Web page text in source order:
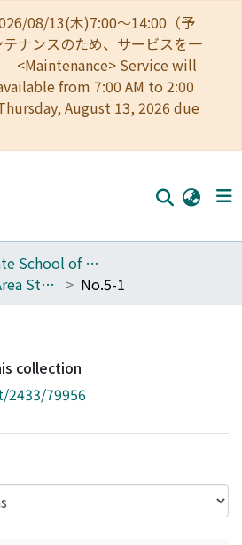
08/13(木)7:00～14:00（予
ナンスのため、サービスを一
<Maintenance> Service will
from 7:00 AM to 2:00
August 13, 2026 due
130_Graduate School of Asian and African Area Studies
Asian and African Area Studies
No.5-1
collection
79956